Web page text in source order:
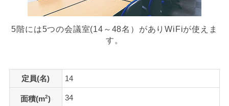
5階には5つの会議室(14～48名）がありWiFiが使えま
す。
定員(名) 14
面積(m2) 34